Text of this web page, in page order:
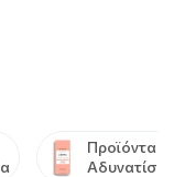
Προϊόντα